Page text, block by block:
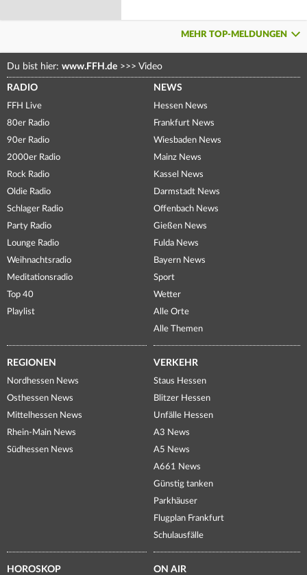
MEHR TOP-MELDUNGEN
Du bist hier: www.FFH.de >>> Video
RADIO
FFH Live
80er Radio
90er Radio
2000er Radio
Rock Radio
Oldie Radio
Schlager Radio
Party Radio
Lounge Radio
Weihnachtsradio
Meditationsradio
Top 40
Playlist
NEWS
Hessen News
Frankfurt News
Wiesbaden News
Mainz News
Kassel News
Darmstadt News
Offenbach News
Gießen News
Fulda News
Bayern News
Sport
Wetter
Alle Orte
Alle Themen
REGIONEN
Nordhessen News
Osthessen News
Mittelhessen News
Rhein-Main News
Südhessen News
VERKEHR
Staus Hessen
Blitzer Hessen
Unfälle Hessen
A3 News
A5 News
A661 News
Günstig tanken
Parkhäuser
Flugplan Frankfurt
Schulausfälle
HOROSKOP ON AIR